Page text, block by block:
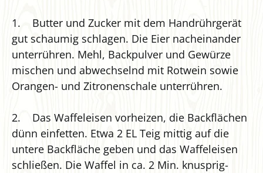
1. Butter und Zucker mit dem Handrührgerät
gut schaumig schlagen. Die Eier nacheinander
unterrühren. Mehl, Backpulver und Gewürze
mischen und abwechselnd mit Rotwein sowie
Orangen- und Zitronenschale unterrühren.
2. Das Waffeleisen vorheizen, die Backflächen
dünn einfetten. Etwa 2 EL Teig mittig auf die
untere Backfläche geben und das Waffeleisen
schließen. Die Waffel in ca. 2 Min. knusprig-